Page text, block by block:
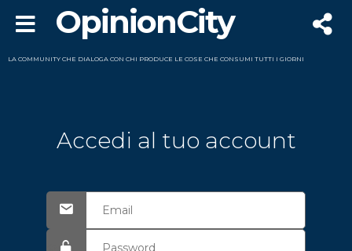
OpinionCity
LA COMMUNITY CHE DIALOGA CON CHI PRODUCE LE COSE CHE CONSUMI TUTTI I GIORNI
Accedi al tuo account